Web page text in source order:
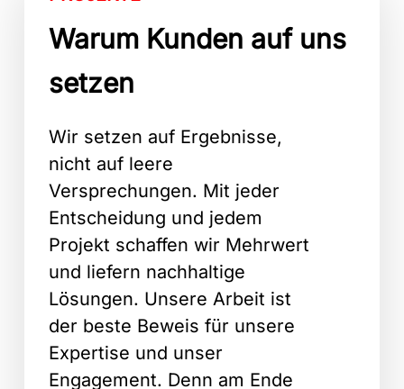
Warum Kunden auf uns
setzen
Wir setzen auf Ergebnisse,
nicht auf leere
Versprechungen. Mit jeder
Entscheidung und jedem
Projekt schaffen wir Mehrwert
und liefern nachhaltige
Lösungen. Unsere Arbeit ist
der beste Beweis für unsere
Expertise und unser
Engagement. Denn am Ende